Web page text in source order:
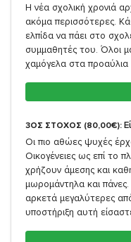
Η νέα σχολική χρονιά
ακόμα περισσότερες.
ελπίδα να πάει στο
συμμαθητές του. Όλοι
χαμόγελα στα
3ΟΣ ΣΤΟΧΟΣ (80,00€):
Οι πιο αθώες ψυχές
Οικογένειες ως επί το
χρήζουν άμεσης και
μωρομάντηλα και πάνες.
αρκετά μεγαλύτερες
υποστήριξη αυτή